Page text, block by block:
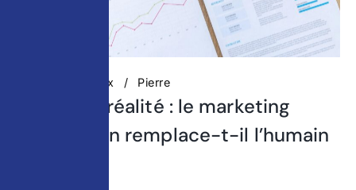
Réseaux Sociaux Pierre
Mythe ou réalité : le marketing
automation remplace-t-il l’humain